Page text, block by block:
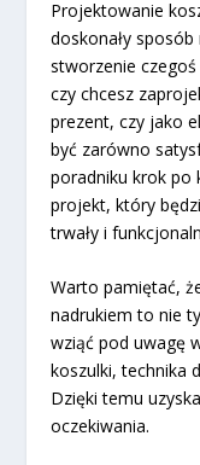
Projektowanie
doskonały
stworzenie
czy chcesz
prezent, czy jako
być zarówno
poradniku krok po
projekt, który
trwały i
Warto pamiętać,
nadrukiem to nie
wziąć pod uwagę
koszulki, technika
Dzięki temu
oczekiwania.